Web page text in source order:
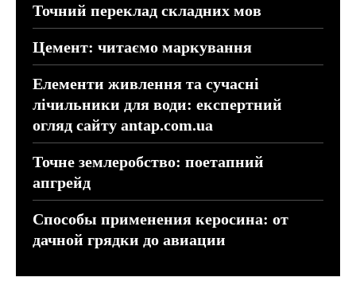
Точний переклад складних мов
Цемент: читаємо маркування
Елементи живлення та сучасні
лічильники для води: експертний
огляд сайту antap.com.ua
Точне землеробство: поетапний
апгрейд
Способы применения керосина: от
дачной грядки до авиации